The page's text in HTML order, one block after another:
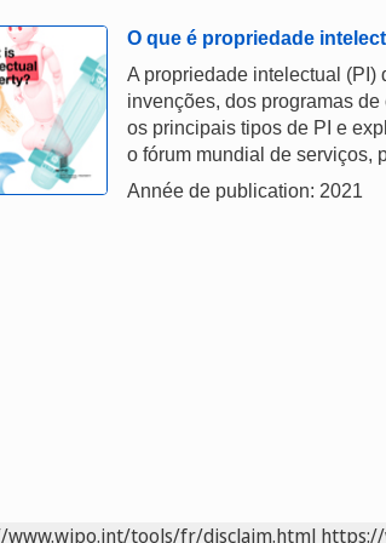
O que é propriedade
A propriedade intelectual (PI)
invenções, dos programas
os principais tipos de PI e
o fórum mundial de serviços,
Année de publication: 2021
www.wipo.int/tools/fr/disclaim.html